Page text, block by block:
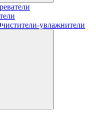
увлажнители